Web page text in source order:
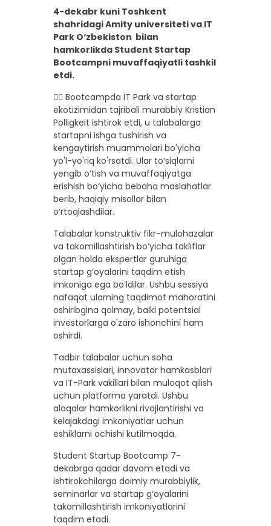
4-dekabr kuni Toshkent
shahridagi Amity universiteti va IT
Park O‘zbekiston bilan
hamkorlikda Student Startap
Bootcampni muvaffaqiyatli tashkil
etdi.
👉🏼 Bootcampda IT Park va startap
ekotizimidan tajribali murabbiy Kristian
Polligkeit ishtirok etdi, u talabalarga
startapni ishga tushirish va
kengaytirish muammolari bo'yicha
yo'l-yo'riq ko'rsatdi. Ular to‘siqlarni
yengib o‘tish va muvaffaqiyatga
erishish bo‘yicha bebaho maslahatlar
berib, haqiqiy misollar bilan
o‘rtoqlashdilar.
Talabalar konstruktiv fikr-mulohazalar
va takomillashtirish bo‘yicha takliflar
olgan holda ekspertlar guruhiga
startap g‘oyalarini taqdim etish
imkoniga ega bo‘ldilar. Ushbu sessiya
nafaqat ularning taqdimot mahoratini
oshiribgina qolmay, balki potentsial
investorlarga o'zaro ishonchini ham
oshirdi.
Tadbir talabalar uchun soha
mutaxassislari, innovator hamkasblari
va IT-Park vakillari bilan muloqot qilish
uchun platforma yaratdi. Ushbu
aloqalar hamkorlikni rivojlantirishi va
kelajakdagi imkoniyatlar uchun
eshiklarni ochishi kutilmoqda.
Student Startup Bootcamp 7-
dekabrga qadar davom etadi va
ishtirokchilarga doimiy murabbiylik,
seminarlar va startap g‘oyalarini
takomillashtirish imkoniyatlarini
taqdim etadi.